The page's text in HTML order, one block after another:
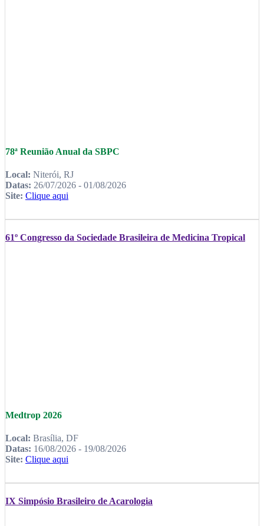
78ª Reunião Anual da SBPC
Local: Niterói, RJ
Datas: 26/07/2026 - 01/08/2026
Site: Clique aqui
61º Congresso da Sociedade Brasileira de Medicina Tropical
Medtrop 2026
Local: Brasília, DF
Datas: 16/08/2026 - 19/08/2026
Site: Clique aqui
IX Simpósio Brasileiro de Acarologia